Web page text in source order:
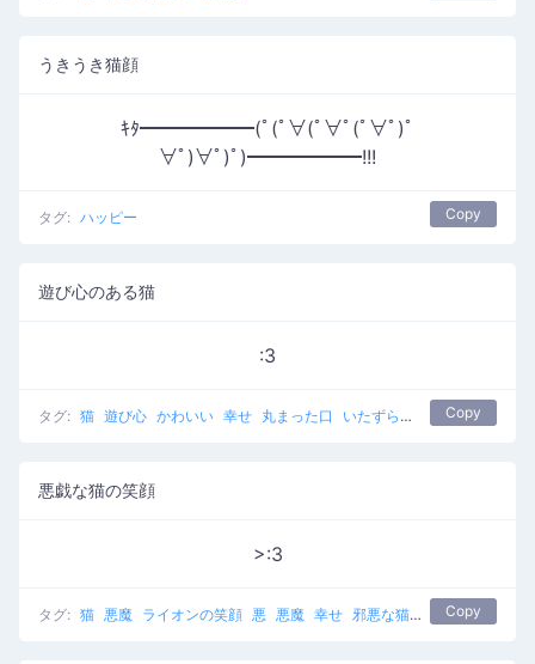
うきうき猫顔
ｷﾀ━━━━━━(ﾟ(ﾟ∀(ﾟ∀ﾟ(ﾟ∀ﾟ)ﾟ
∀ﾟ)∀ﾟ)ﾟ)━━━━━━!!!
タグ: ハッピー Copy
遊び心のある猫
:3
タグ: 猫 遊び心 かわいい 幸せ 丸まった口 いたずら好きな Copy
悪戯な猫の笑顔
>:3
タグ: 猫 悪魔 ライオンの笑顔 悪 悪魔 幸せ 邪悪な猫 ムアハハ猫
Copy